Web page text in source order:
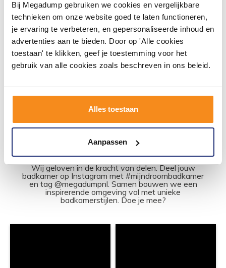
Bij Megadump gebruiken we cookies en vergelijkbare
technieken om onze website goed te laten functioneren,
je ervaring te verbeteren, en gepersonaliseerde inhoud en
advertenties aan te bieden. Door op 'Alle cookies
toestaan' te klikken, geef je toestemming voor het
gebruik van alle cookies zoals beschreven in ons beleid.
Alles toestaan
Aanpassen
Vierkant
217,80
180,00
Hoog Wit Chroom
volgende werkdag in huis
174,00
#mijndroombadkamer
Wij geloven in de kracht van delen. Deel jouw
badkamer op Instagram met #mijndroombadkamer
en tag @megadumpnl. Samen bouwen we een
inspirerende omgeving vol met unieke
badkamerstijlen. Doe je mee?